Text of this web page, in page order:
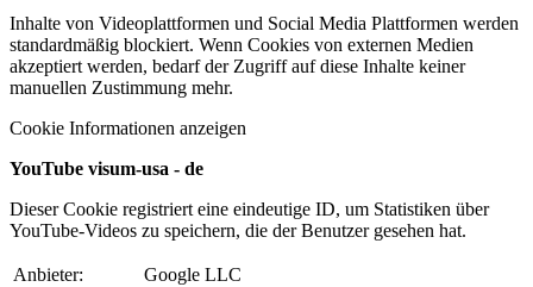
Inhalte von Videoplattformen und Social Media Plattformen werden
standardmäßig blockiert. Wenn Cookies von externen Medien
akzeptiert werden, bedarf der Zugriff auf diese Inhalte keiner
manuellen Zustimmung mehr.
Cookie Informationen anzeigen
YouTube visum-usa - de
Dieser Cookie registriert eine eindeutige ID, um Statistiken über
YouTube-Videos zu speichern, die der Benutzer gesehen hat.
Anbieter:
Google LLC